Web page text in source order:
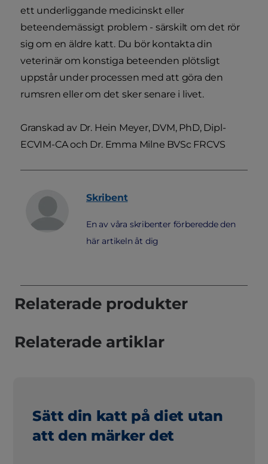
ett underliggande medicinskt eller
beteendemässigt problem - särskilt om det rör
sig om en äldre katt. Du bör kontakta din
veterinär om konstiga beteenden plötsligt
uppstår under processen med att göra den
rumsren eller om det sker senare i livet.
Granskad av Dr. Hein Meyer, DVM, PhD, Dipl-
ECVIM-CA och Dr. Emma Milne BVSc FRCVS
Skribent
En av våra skribenter förberedde den
här artikeln åt dig
Relaterade produkter
Relaterade artiklar
Sätt din katt på diet utan
att den märker det